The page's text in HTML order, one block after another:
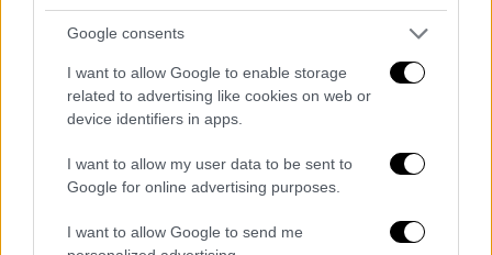
Google consents
I want to allow Google to enable storage
related to advertising like cookies on web or
device identifiers in apps.
I want to allow my user data to be sent to
Google for online advertising purposes.
I want to allow Google to send me